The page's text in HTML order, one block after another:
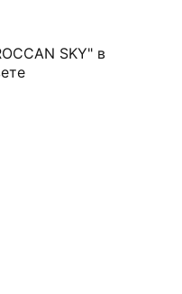
SKY" в